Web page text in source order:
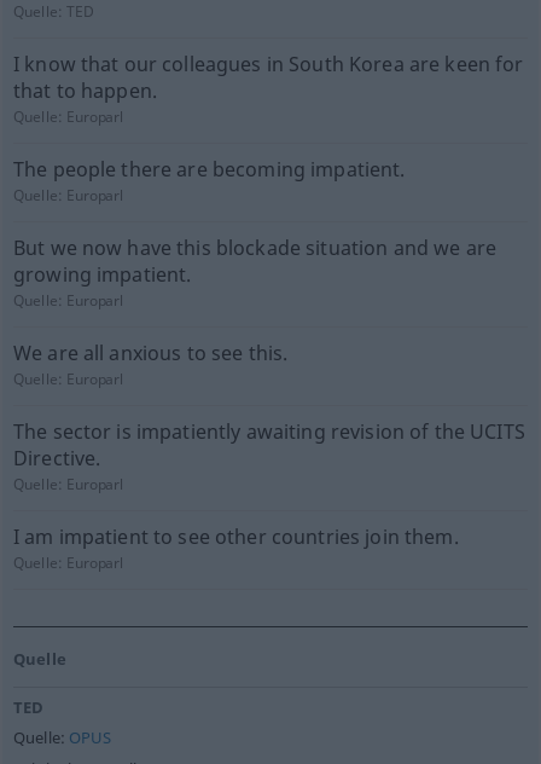
Quelle:TED
I know that our colleagues in South Korea are keen for
that to happen.
Quelle: Europarl
The people there are becoming impatient.
Quelle: Europarl
But we now have this blockade situation and we are
growing impatient.
Quelle: Europarl
We are all anxious to see this.
Quelle: Europarl
The sector is impatiently awaiting revision of the UCITS
Directive.
Quelle: Europarl
I am impatient to see other countries join them.
Quelle: Europarl
Quelle
TED
Quelle: OPUS